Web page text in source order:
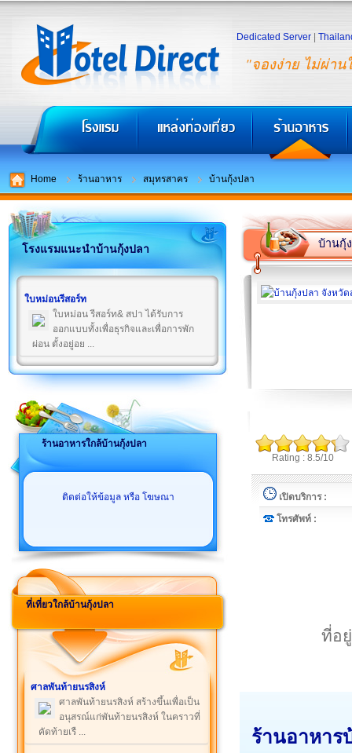
"จองง่าย ไม่ผ่าน
Dedicated Server
Home ร้านอาหาร สมุทรสาคร บ้านกุ้งปลา
โรงแรมแนะนำบ้านกุ้งปลา
ใบหม่อนรีสอร์ท
ใบหม่อน รีสอร์ท& สปา ได้รับการ
ออกแบบทั้งเพื่อธุรกิจและเพื่อการพัก
ผ่อน ตั้งอยู่อย ...
ร้านอาหารใกล้บ้านกุ้งปลา
ติดต่อให้ข้อมูล หรือ โฆษณา
ที่เที่ยวใกล้บ้านกุ้งปลา
ศาลพันท้ายนรสิงห์
ศาลพันท้ายนรสิงห์ สร้างขึ้นเพื่อเป็น
อนุสรณ์แก่พันท้ายนรสิงห์ ในคราวที่
คัดท้ายเรื ...
บ้านกุ้
Rating : 8.5/10
เปิดบริการ :
โทรศัพท์ :
ที่อ
ร้านอาหาร